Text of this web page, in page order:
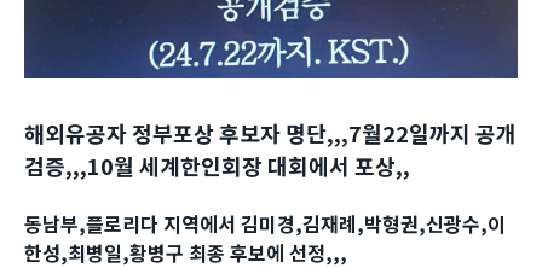
해외유공자 정부포상 후보자 명단,,,7월22일까지 공개
검증,,,10월 세계한인회장 대회에서 포상,,
동남부,플로리다 지역에서 김미경,김재례,박형권,신광수,이
한성,최병일,황병구 최종 후보에 선정,,,